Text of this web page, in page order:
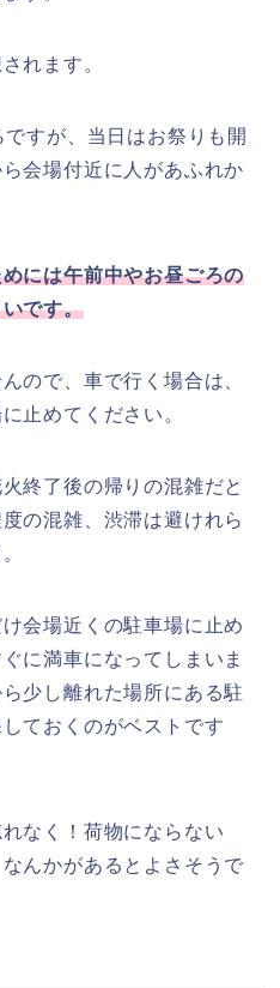
れます。
すが、当日はお祭りも開
会場付近に人があふれか
には午前中やお昼ごろの
です。
ので、車で行く場合は、
止めてください。
終了後の帰りの混雑だと
の混雑、渋滞は避けれら
会場近くの駐車場に止め
に満車になってしまいま
少し離れた場所にある駐
ておくのがベストです
なく！荷物にならない
んかがあるとよさそうで